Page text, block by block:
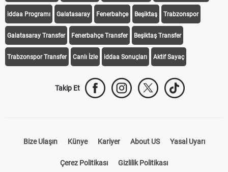
iddaa Programı Galatasaray Fenerbahçe Beşiktaş Trabzonspor
Galatasaray Transfer Fenerbahçe Transfer Beşiktaş Transfer
Trabzonspor Transfer Canlı İzle iddaa Sonuçları Aktif Sayaç
Takip Et
Bize Ulaşın Künye Kariyer About US Yasal Uyarı
Çerez Politikası Gizlilik Politikası